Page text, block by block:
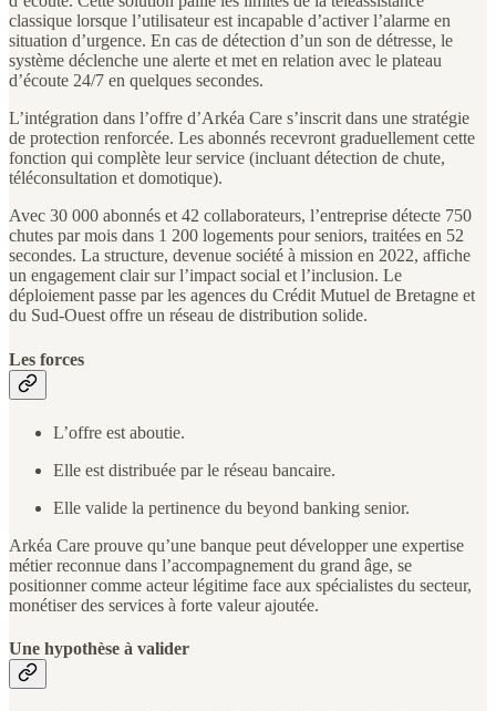
classique lorsque l’utilisateur est incapable d’activer l’alarme en
situation d’urgence. En cas de détection d’un son de détresse, le
système déclenche une alerte et met en relation avec le plateau
d’écoute 24/7 en quelques secondes.
L’intégration dans l’offre d’Arkéa Care s’inscrit dans une stratégie
de protection renforcée. Les abonnés recevront graduellement cette
fonction qui complète leur service (incluant détection de chute,
téléconsultation et domotique).
Avec 30 000 abonnés et 42 collaborateurs, l’entreprise détecte 750
chutes par mois dans 1 200 logements pour seniors, traitées en 52
secondes. La structure, devenue société à mission en 2022, affiche
un engagement clair sur l’impact social et l’inclusion. Le
déploiement passe par les agences du Crédit Mutuel de Bretagne et
du Sud-Ouest offre un réseau de distribution solide.
Les forces
L’offre est aboutie.
Elle est distribuée par le réseau bancaire.
Elle valide la pertinence du beyond banking senior.
Arkéa Care prouve qu’une banque peut développer une expertise
métier reconnue dans l’accompagnement du grand âge, se
positionner comme acteur légitime face aux spécialistes du secteur,
monétiser des services à forte valeur ajoutée.
Une hypothèse à valider